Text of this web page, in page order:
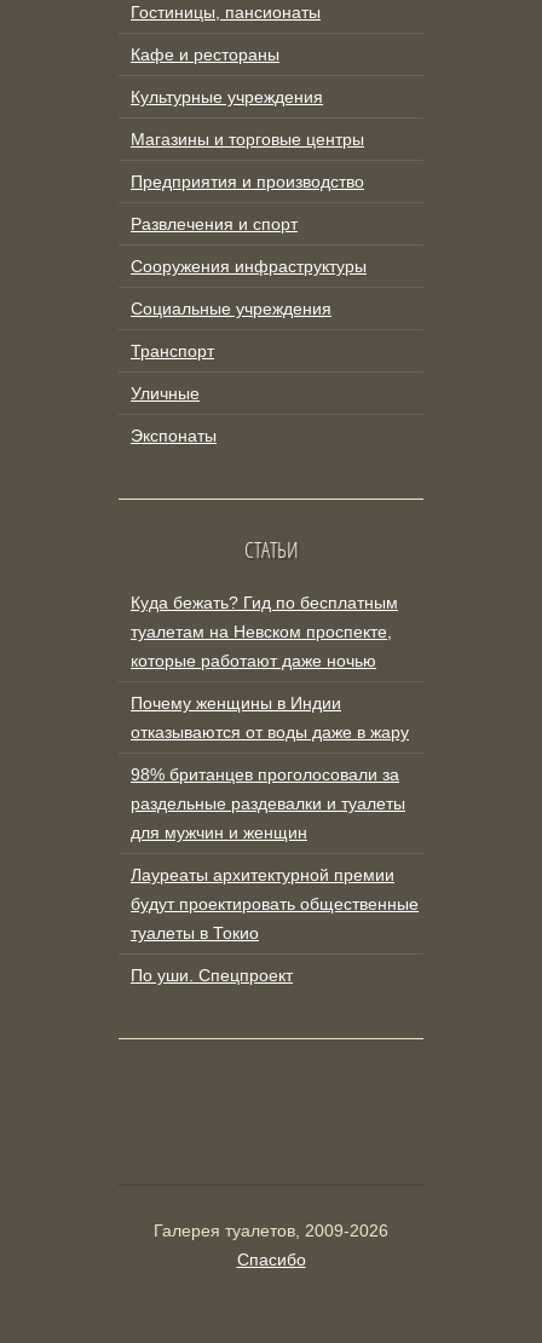
Гостиницы, пансионаты
Кафе и рестораны
Культурные учреждения
Магазины и торговые центры
Предприятия и производство
Развлечения и спорт
Сооружения инфраструктуры
Социальные учреждения
Транспорт
Уличные
Экспонаты
СТАТЬИ
Куда бежать? Гид по бесплатным
туалетам на Невском проспекте,
которые работают даже ночью
Почему женщины в Индии
отказываются от воды даже в жару
98% британцев проголосовали за
раздельные раздевалки и туалеты
для мужчин и женщин
Лауреаты архитектурной премии
будут проектировать общественные
туалеты в Токио
По уши. Спецпроект
Галерея туалетов, 2009-2026
Спасибо